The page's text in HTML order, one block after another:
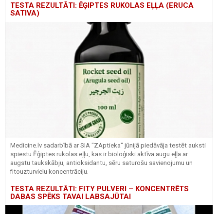
TESTA REZULTĀTI: ĒĢIPTES RUKOLAS EĻĻA (ERUCA
SATIVA)
Medicine.lv sadarbībā ar SIA "ZAptieka" jūnijā piedāvāja testēt auksti
spiestu Ēģiptes rukolas eļļu, kas ir bioloģiski aktīva augu eļļa ar
augstu taukskābju, antioksidantu, sēru saturošu savienojumu un
fitouzturvielu koncentrāciju.
TESTA REZULTĀTI: FITY PULVERI – KONCENTRĒTS
DABAS SPĒKS TAVAI LABSAJŪTAI